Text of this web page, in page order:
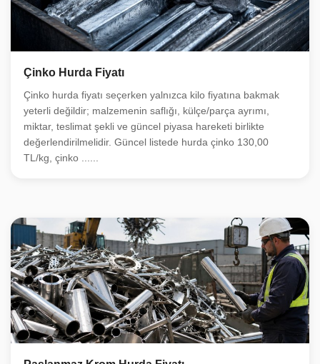
Çinko Hurda Fiyatı
Çinko hurda fiyatı seçerken yalnızca kilo fiyatına bakmak
yeterli değildir; malzemenin saflığı, külçe/parça ayrımı,
miktar, teslimat şekli ve güncel piyasa hareketi birlikte
değerlendirilmelidir. Güncel listede hurda çinko 130,00
TL/kg, çinko ......